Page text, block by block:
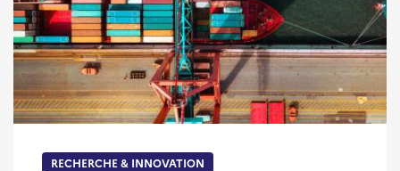
RECHERCHE & INNOVATION